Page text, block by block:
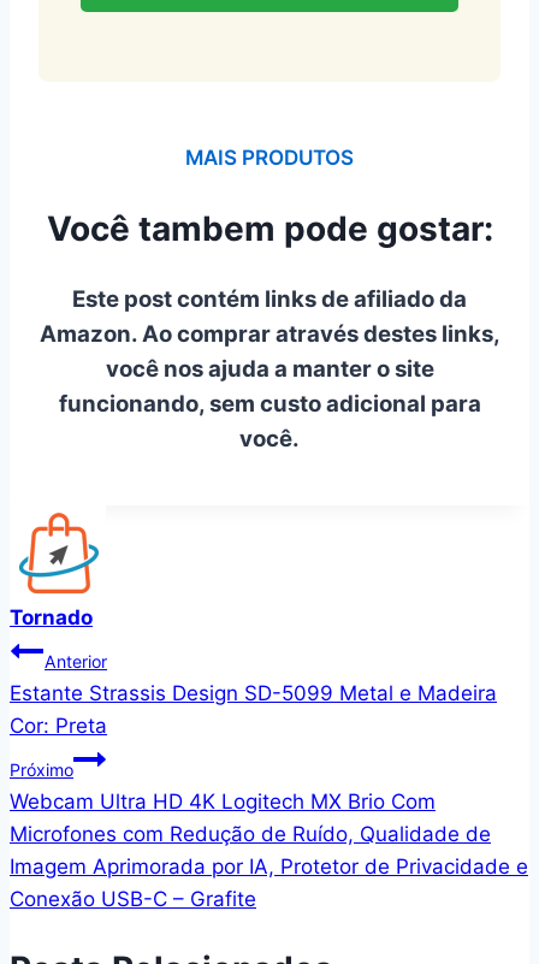
MAIS PRODUTOS
Você tambem pode gostar:
Este post contém links de afiliado da
Amazon. Ao comprar através destes links,
você nos ajuda a manter o site
funcionando, sem custo adicional para
você.
Tornado
Navegação
de
Post
Anterior
Estante Strassis Design SD-5099 Metal e Madeira
Cor: Preta
Próximo
Webcam Ultra HD 4K Logitech MX Brio Com
Microfones com Redução de Ruído, Qualidade de
Imagem Aprimorada por IA, Protetor de Privacidade e
Conexão USB-C – Grafite